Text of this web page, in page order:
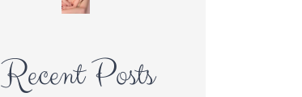
Recent Posts